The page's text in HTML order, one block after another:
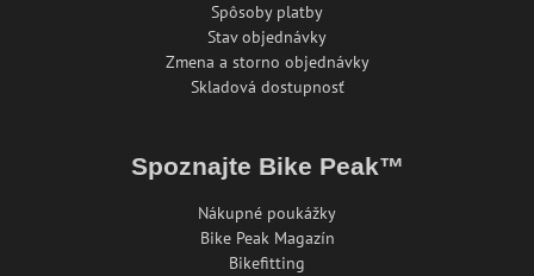
Spôsoby platby
Stav objednávky
Zmena a storno objednávky
Skladová dostupnosť
Spoznajte Bike Peak™
Nákupné poukážky
Bike Peak Magazín
Bikefitting